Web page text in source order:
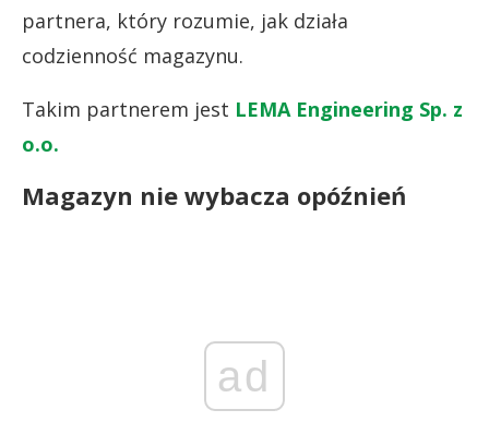
partnera, który rozumie, jak działa
codzienność magazynu.
Takim partnerem jest LEMA Engineering Sp. z
o.o.
Magazyn nie wybacza opóźnień
ad